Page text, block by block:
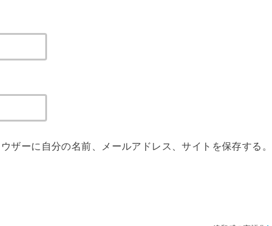
ザーに自分の名前、メールアドレス、サイトを保存する。